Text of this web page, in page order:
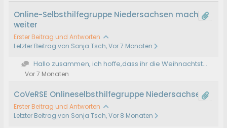
Online-Selbsthilfegruppe Niedersachsen macht
weiter
Erster Beitrag und Antworten
Letzter Beitrag von Sonja Tsch, Vor 7 Monaten
Hallo zusammen, ich hoffe,dass ihr die Weihnachtst...
Vor 7 Monaten
CoVeRSE Onlineselbsthilfegruppe Niedersachsen
Erster Beitrag und Antworten
Letzter Beitrag von Sonja Tsch, Vor 8 Monaten